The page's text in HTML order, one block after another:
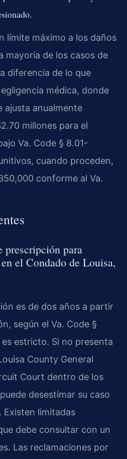
límite máximo a los daños
mayoría de los casos de
diferencia de lo que
médica, donde
ajusta anualmente
millones para el
Va. Code § 8.01-
cuando proceden,
conforme al Va.
prescripción para
el Condado de Louisa,
es de dos años a partir
según el Va. Code §
estricto. Si no presenta
County General
Court dentro de los
desestimar su caso
Existen limitadas
debe consultar con un
Las reclamaciones por